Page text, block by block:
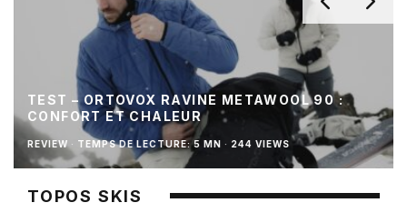
TEST – ORTOVOX RAVINE METAWOOL 90 :
CONFORT ET CHALEUR
REVIEW · TEMPS DE LECTURE: 5 MN · 244 VIEWS
TOPOS SKIS